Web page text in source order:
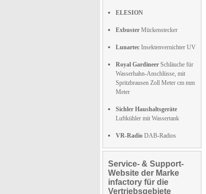
ELESION
Exbuster Mückenstecker
Lunartec Insektenvernichter UV
Royal Gardineer Schläuche für
Wasserhahn-Anschlüsse, mit
Spritzbrausen Zoll Meter cm mm
Meter
Sichler Haushaltsgeräte
Luftkühler mit Wassertank
VR-Radio DAB-Radios
Service- & Support-
Website der Marke
infactory für die
Vertriebsgebiete